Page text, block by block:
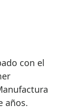
con el
años.